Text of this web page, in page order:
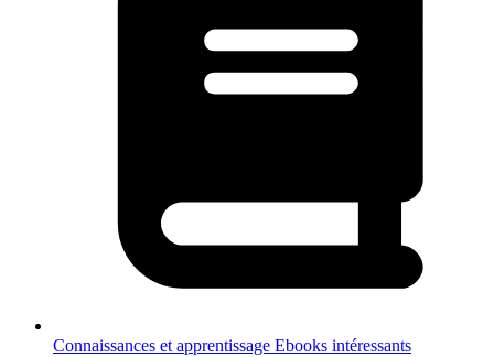
Connaissances et apprentissage Ebooks intéressants